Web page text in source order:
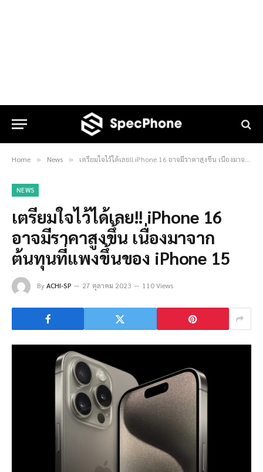
Home » News » เตรียมใจไว้ได้เลย!! iPhone 16 อาจมีราคาสูงขึ้น เนื่องมาจากต้นทุนที่แพงขึ้นของ iPhone 15
NEWS
เตรียมใจไว้ได้เลย!! iPhone 16
อาจมีราคาสูงขึ้น เนื่องมาจาก
ต้นทุนที่แพงขึ้นของ iPhone 15
ByACHI-SP 27 ตุลาคม 2023 110 Views